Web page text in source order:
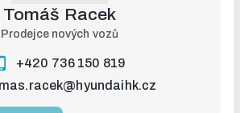
Tomáš Racek
Prodejce nových vozů
+420 736 150 819